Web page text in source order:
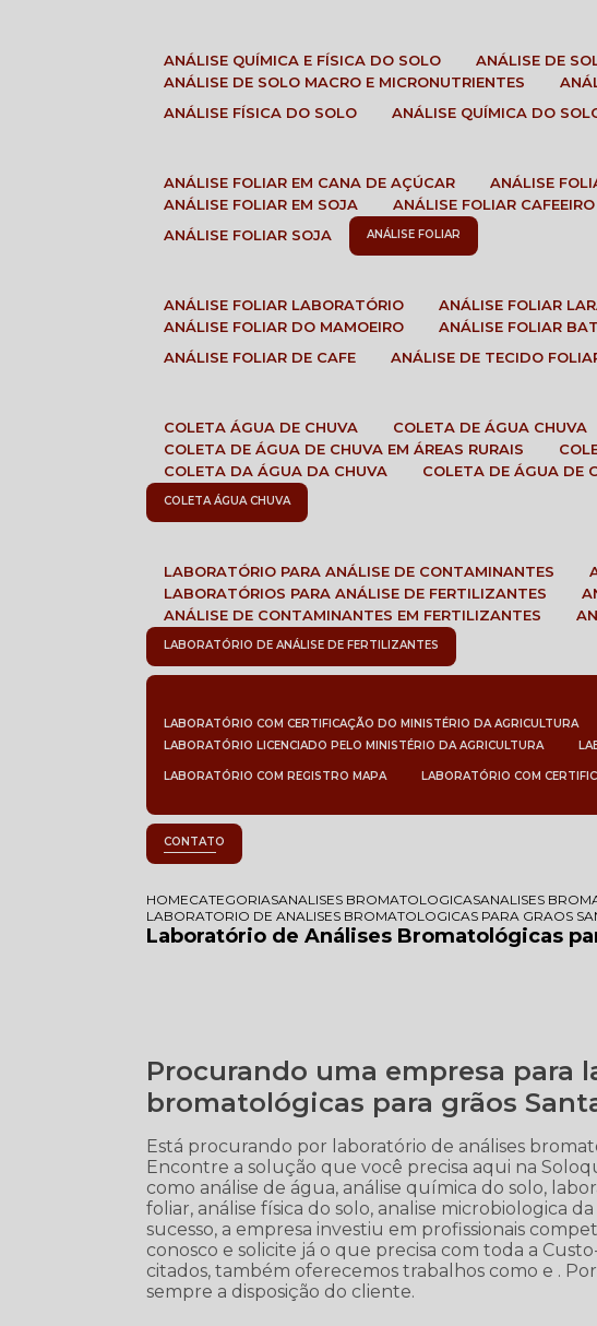
ANÁLISE QUÍMICA E FÍSICA DO SOLO
ANÁLISE DE
ANÁLISE DE SOLO MACRO E MICRONUTRIENTES
ANÁLISE FÍSICA DO SOLO
ANÁLISE QUÍMICA DO
ANÁLISE FOLIAR EM CANA DE AÇÚCAR
ANÁLISE
ANÁLISE FOLIAR EM SOJA
ANÁLISE FOLIAR CAFEEIRO
ANÁLISE FOLIAR SOJA
ANÁLISE FOLIAR
ANÁLISE FOLIAR LABORATÓRIO
ANÁLISE FOLIAR
ANÁLISE FOLIAR DO MAMOEIRO
ANÁLISE FOLIAR
ANÁLISE FOLIAR DE CAFE
ANÁLISE DE TECIDO
COLETA ÁGUA DE CHUVA
COLETA DE ÁGUA CHUVA
COLETA DE ÁGUA DE CHUVA EM ÁREAS RURAIS
COLETA DA ÁGUA DA CHUVA
COLETA DE ÁGUA DE
COLETA ÁGUA CHUVA
LABORATÓRIO PARA ANÁLISE DE CONTAMINANTES
LABORATÓRIOS PARA ANÁLISE DE FERTILIZANTES
ANÁLISE DE CONTAMINANTES EM FERTILIZANTES
LABORATÓRIO DE ANÁLISE DE FERTILIZANTES
LABORATÓRIO COM CERTIFICAÇÃO DO MINISTÉRIO DA AGRICULTURA
LABORATÓRIO LICENCIADO PELO MINISTÉRIO DA AGRICULTURA
LABORATÓRIO COM REGISTRO MAPA LABORATÓRIO COM
CONTATO
HOMECATEGORIASANALISES BROMATOLOGICASANALISES
LABORATORIO DE ANALISES BROMATOLOGICAS PARA GRAOS
Laboratório de Análises Bromatológicas
Procurando uma empresa para
bromatológicas para grãos
Está procurando por laboratório de análises
Encontre a solução que você precisa aqui na
como análise de água, análise química do solo,
foliar, análise física do solo, analise microbiologica
sucesso, a empresa investiu em profissionais
conosco e solicite já o que precisa com toda a
citados, também oferecemos trabalhos como e .
sempre a disposição do cliente.